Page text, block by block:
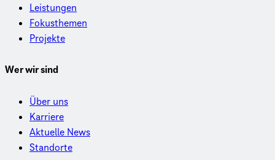
Leistungen
Fokusthemen
Projekte
Wer wir sind
Über uns
Karriere
Aktuelle News
Standorte